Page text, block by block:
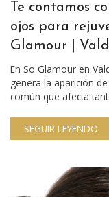
Te contamos
ojos para
Glamour |
En So Glamour en
genera la aparición
común que afecta
SEGUIR LEYENDO